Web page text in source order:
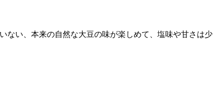
ない、本来の自然な大豆の味が楽しめて、塩味や甘さは少